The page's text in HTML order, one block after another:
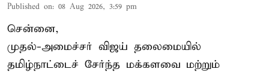
Published on: 08 Aug 2026, 3:59 pm
சென்னை,
முதல்-அமைச்சர் விஜய் தலைமையில்
தமிழ்நாட்டைச் சேர்ந்த மக்களவை மற்றும்